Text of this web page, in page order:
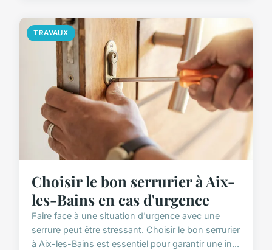
TRAVAUX
Choisir le bon serrurier à Aix-
les-Bains en cas d'urgence
Faire face à une situation d'urgence avec une
serrure peut être stressant. Choisir le bon serrurier
à Aix-les-Bains est essentiel pour garantir une in...